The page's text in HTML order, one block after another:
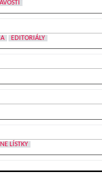
EDITORIÁLY
LÍSTKY